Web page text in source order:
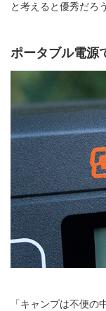
と考えると優秀だろう
ポータブル電源
「キャンプは不便